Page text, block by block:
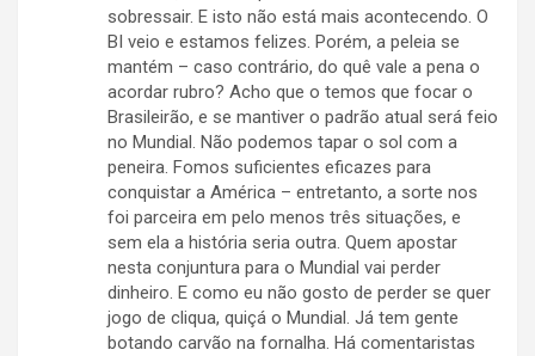
sobressair. E isto não está mais acontecendo. O
BI veio e estamos felizes. Porém, a peleia se
mantém – caso contrário, do quê vale a pena o
acordar rubro? Acho que o temos que focar o
Brasileirão, e se mantiver o padrão atual será feio
no Mundial. Não podemos tapar o sol com a
peneira. Fomos suficientes eficazes para
conquistar a América – entretanto, a sorte nos
foi parceira em pelo menos três situações, e
sem ela a história seria outra. Quem apostar
nesta conjuntura para o Mundial vai perder
dinheiro. E como eu não gosto de perder se quer
jogo de cliqua, quiçá o Mundial. Já tem gente
botando carvão na fornalha. Há comentaristas